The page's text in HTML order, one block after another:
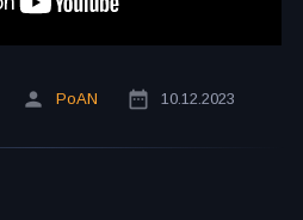
PoAN 10.12.2023